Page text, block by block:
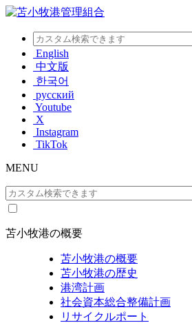
English
中文版
한국어
русский
Youtube
X
Instagram
TikTok
MENU
苫小牧港の概要
苫小牧港の概要
苫小牧港の歴史
港湾計画
社会資本総合整備計画
リサイクルポート